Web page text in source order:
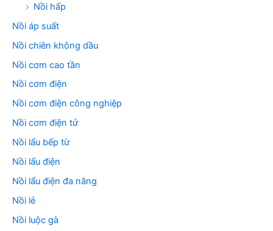
Nồi hấp
Nồi áp suất
Nồi chiên không dầu
Nồi cơm cao tần
Nồi cơm điện
Nồi cơm điện công nghiệp
Nồi cơm điện tử
Nồi lẩu bếp từ
Nồi lẩu điện
Nồi lẩu điện đa năng
Nồi lẻ
Nồi luộc gà